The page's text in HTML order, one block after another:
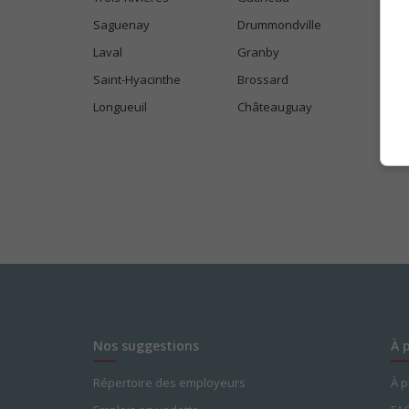
Saguenay
Drummondville
Laval
Granby
Saint-Hyacinthe
Brossard
Longueuil
Châteauguay
Nos suggestions
Répertoire des employeurs
À
À